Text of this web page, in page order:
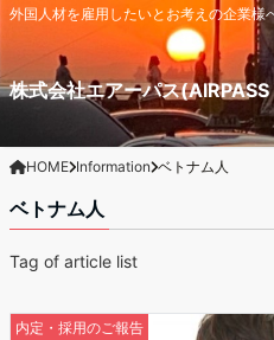
外国人材を雇用したいとお考えの企業様
株式会社エアーパス
HOME Information ベトナム人
ベトナム人
Tag of article list
内定・採用のご報告